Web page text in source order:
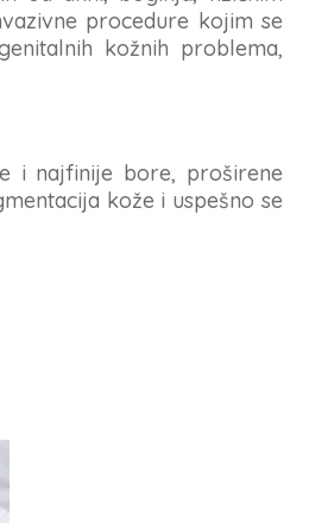
procedure kojim se
kožnih problema,
i najfinije bore, proširene
kože i uspešno se